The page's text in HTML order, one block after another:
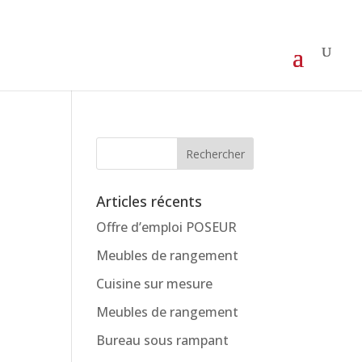
Articles récents
Offre d’emploi POSEUR
Meubles de rangement
Cuisine sur mesure
Meubles de rangement
Bureau sous rampant